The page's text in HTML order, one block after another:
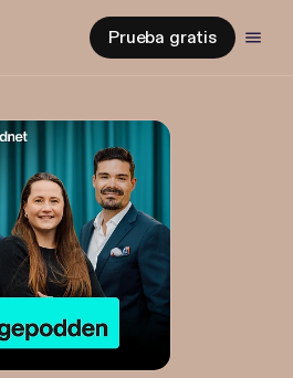
Prueba gratis